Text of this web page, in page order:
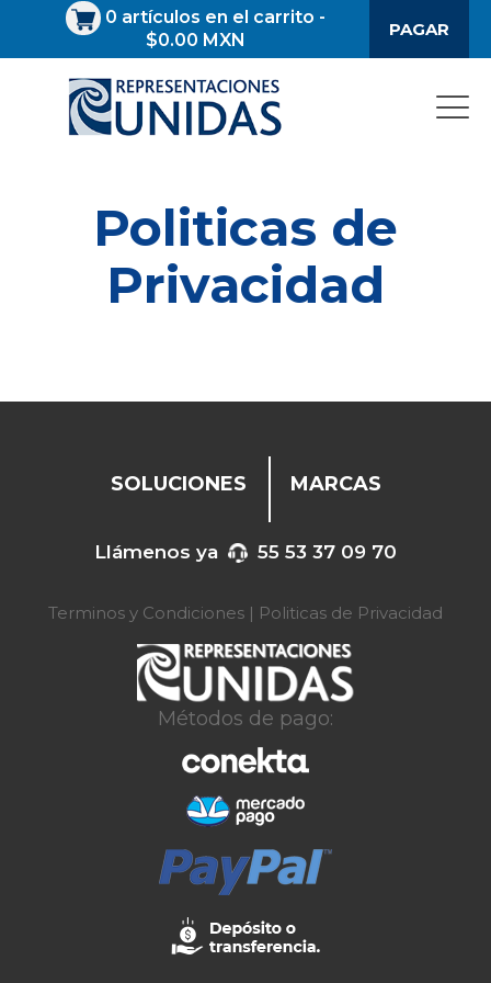
0 artículos en el carrito -
$0.00 MXN
PAGAR
Politicas de
Privacidad
SOLUCIONES MARCAS
Llámenos ya 55 53 37 09 70
Terminos y Condiciones | Politicas de Privacidad
Métodos de pago: